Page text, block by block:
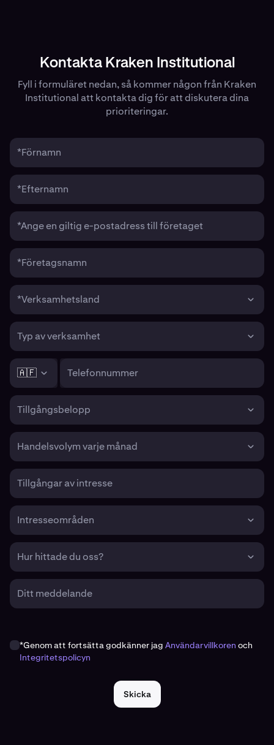
Kontakta Kraken Institutional
Fyll i formuläret nedan, så kommer någon från Kraken
Institutional att kontakta dig för att diskutera dina
prioriteringar.
*Förnamn
*Efternamn
*Ange en giltig e-postadress till företaget
*Företagsnamn
*Verksamhetsland
Typ av verksamhet
🇦🇫 Telefonnummer
Tillgångsbelopp
Handelsvolym varje månad
Tillgångar av intresse
Intresseområden
Hur hittade du oss?
Ditt meddelande
*Genom att fortsätta godkänner jag Användarvillkoren och
Integritetspolicyn
Skicka